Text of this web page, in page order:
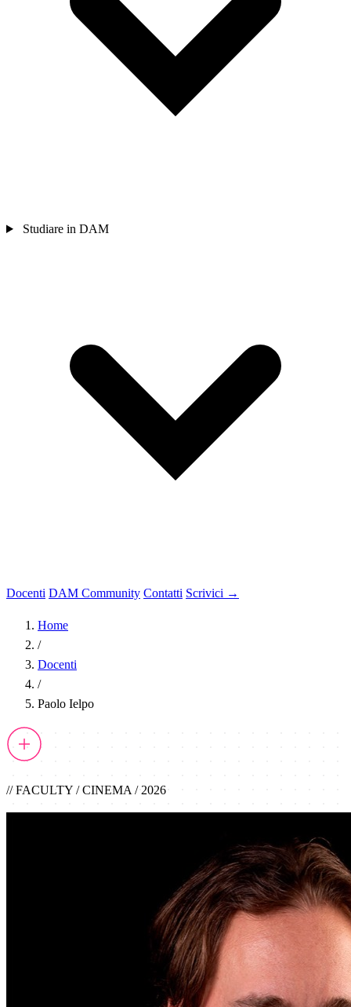
Studiare in DAM
Docenti DAM Community Contatti Scrivici →
Home
/
Docenti
/
Paolo Ielpo
// FACULTY / CINEMA / 2026